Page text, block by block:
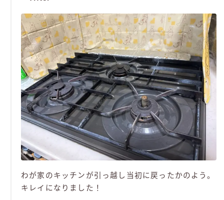
わが家のキッチンが引っ越し当初に戻ったかのよう。
キレイになりました！